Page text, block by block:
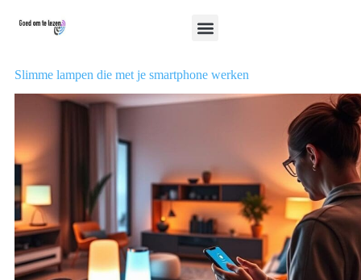
Slimme lampen die met je smartphone werken